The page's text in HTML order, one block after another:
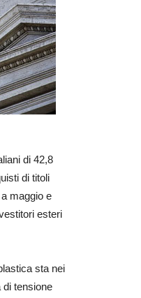
di 42,8
di titoli
maggio e
esteri
sta nei
di tensione